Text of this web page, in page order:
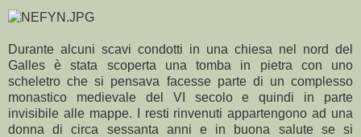
Durante alcuni scavi condotti in una chiesa nel nord del
Galles è stata scoperta una tomba in pietra con uno
scheletro che si pensava facesse parte di un complesso
monastico medievale del VI secolo e quindi in parte
invisibile alle mappe. I resti rinvenuti appartengono ad una
donna di circa sessanta anni e in buona salute se si